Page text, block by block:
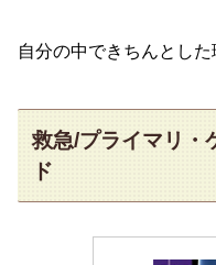
自分の中できちんとした
救急/プライマリ・
ド